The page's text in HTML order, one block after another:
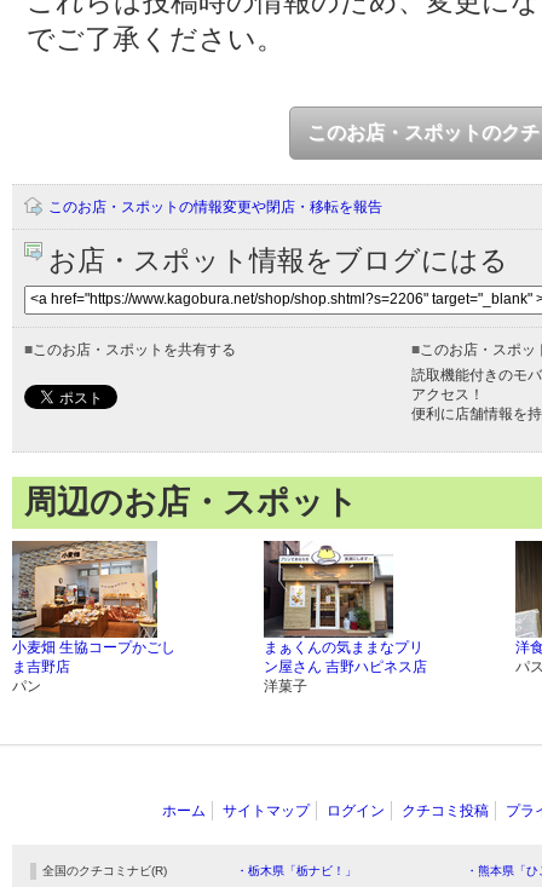
でご了承ください。
このお店・スポットのク
このお店・スポットの情報変更や閉店・移転を報告
お店・スポット情報をブログにはる
■ このお店・スポットを共有する ■ このお店・スポ
読取機能付きのモ
アクセス！
便利に店舗情報を
周辺のお店・スポット
小麦畑 生協コープかごし
ま吉野店
パン
まぁくんの気ままなプリ
ン屋さん 吉野ハピネス店
洋菓子
洋
パ
ホーム サイトマップ ログイン クチコミ投稿 プラ
全国のクチコミナビ(R) ・栃木県「栃ナビ！」
・熊本県「